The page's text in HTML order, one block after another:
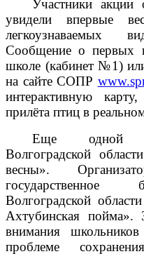
Участники акции
увидели впервые
легкоузнаваемых
Сообщение о первых
школе (кабинет №1) или
на сайте СОПР
интерактивную
прилёта птиц в
Еще одной
Волгоградской
весны».
государственное
Волгоградской
Ахтубинская пойма».
внимания
проблеме